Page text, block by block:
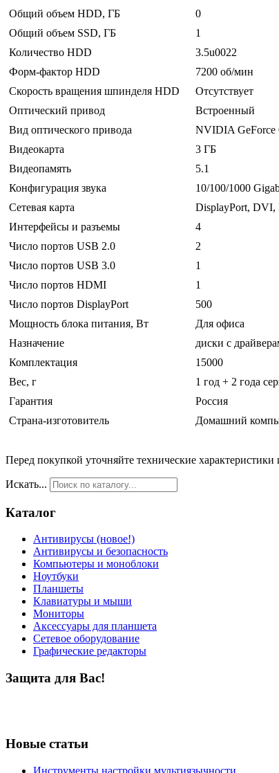
Общий объем HDD, ГБ
0
Общий объем SSD, ГБ
1
Количество HDD
3.5u0022
Форм-фактор HDD
7200 об/мин
Скорость вращения шпинделя HDD
Отсутствует
Оптический привод
Встроенный
Вид оптического привода
NVIDIA GeForce
Видеокарта
3 ГБ
Видеопамять
5.1
Конфигурация звука
10/100/1000
Сетевая карта
DisplayPort, DVI,
Интерфейсы и разъемы
4
Число портов USB 2.0
2
Число портов USB 3.0
1
Число портов HDMI
1
Число портов DisplayPort
500
Мощность блока питания, Вт
Для офиса
Назначение
диски с
Комплектация
15000
Вес, г
1 год + 2 года
Гарантия
Россия
Страна-изготовитель
Домашний
Перед покупкой уточняйте технические
Искать...
Каталог
Антивирусы (новое!)
Антивирусы и безопасность
Компьютеры и моноблоки
Ноутбуки
Планшеты
Клавиатуры и мыши
Мониторы
Аксессуары для планшета
Сетевое оборудование
Графические редакторы
Защита для Вас!
Новые статьи